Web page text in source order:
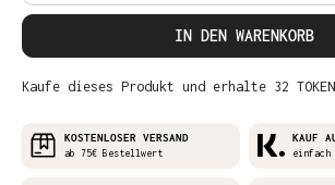
IN DEN WARENKORB
Kaufe dieses Produkt und erhalte 32
KOSTENLOSER VERSAND
ab 75€ Bestellwert
KAUF
einfach